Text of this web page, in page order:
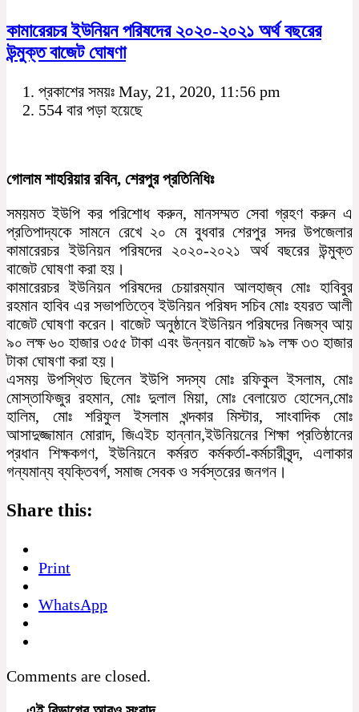
কামারেরচর ইউনিয়ন পরিষদের ২০২০-২০২১ অর্থ বছরের
উন্মুক্ত বাজেট ঘোষণা
প্রকাশের সময়ঃ May, 21, 2020, 11:56 pm
554 বার পড়া হয়েছে
গোলাম শাহরিয়ার রবিন, শেরপুর প্রতিনিধিঃ
সময়মত ইউপি কর পরিশোধ করুন, মানসম্মত সেবা গ্রহণ করুন এ
প্রতিপাদ্যকে সামনে রেখে ২০ মে বুধবার শেরপুর সদর উপজেলার
কামারেরচর ইউনিয়ন পরিষদের ২০২০-২০২১ অর্থ বছরের উন্মুক্ত
বাজেট ঘোষণা করা হয়।
কামারেরচর ইউনিয়ন পরিষদের চেয়ারম্যান আলহাজ্ব মোঃ হাবিবুর
রহমান হাবিব এর সভাপতিত্বে ইউনিয়ন পরিষদ সচিব মোঃ হযরত আলী
বাজেট ঘোষণা করেন। বাজেট অনুষ্ঠানে ইউনিয়ন পরিষদের নিজস্ব আয়
৯০ লক্ষ ৬০ হাজার ৩৫৫ টাকা এবং উন্নয়ন বাজেট ৯৯ লক্ষ ৩৩ হাজার
টাকা ঘোষণা করা হয়।
এসময় উপস্থিত ছিলেন ইউপি সদস্য মোঃ রফিকুল ইসলাম, মোঃ
মোস্তাফিজুর রহমান, মোঃ দুলাল মিয়া, মোঃ বেলায়েত হোসেন,মোঃ
হালিম, মোঃ শরিফুল ইসলাম খন্দকার মিস্টার, সাংবাদিক মোঃ
আসাদুজ্জামান মোরাদ, জিএইচ হান্নান,ইউনিয়নের শিক্ষা প্রতিষ্ঠানের
প্রধান শিক্ষকগণ, ইউনিয়নে কর্মরত কর্মকর্তা-কর্মচারীবৃন্দ, এলাকার
গন্যমান্য ব্যক্তিবর্গ, সমাজ সেবক ও সর্বস্তরের জনগন।
Share this:
Print
WhatsApp
Comments are closed.